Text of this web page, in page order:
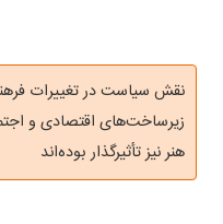
نقش سیاست در تغییرات
زیرساخت‌های اقتصادی و
هنر نیز تأثیرگذار بوده‌اند